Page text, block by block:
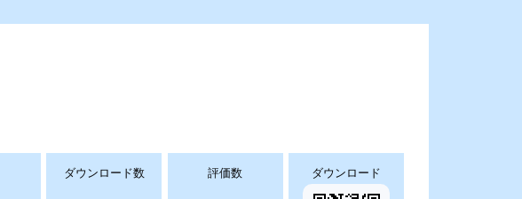
ダウンロード数 評価数 ダウンロード